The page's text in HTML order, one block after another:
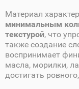
Материал
минимальным
текстурой, что
также создание
воспринимает
масла, морилки,
достигать